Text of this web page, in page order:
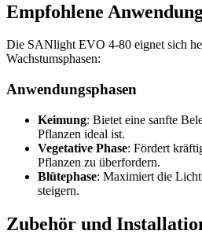
Empfohlene
Die SANlight EVO 4-80 eignet sich
Wachstumsphasen:
Anwendungsphasen
Keimung: Bietet eine sanfte
Pflanzen ideal ist.
Vegetative Phase: Fördert
Pflanzen zu überfordern.
Blütephase: Maximiert die
steigern.
Zubehör und